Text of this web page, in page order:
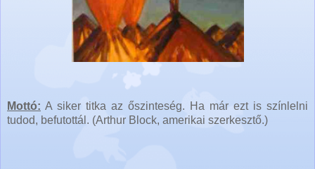
Mottó: A siker titka az őszinteség. Ha már ezt is színlelni
tudod, befutottál. (Arthur Block, amerikai szerkesztő.)